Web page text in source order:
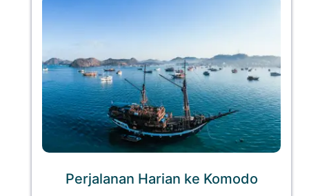
Perjalanan Harian ke Komodo